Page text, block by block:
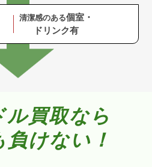
清潔感のある個室・
ドリンク有
ル買取なら
負けない！